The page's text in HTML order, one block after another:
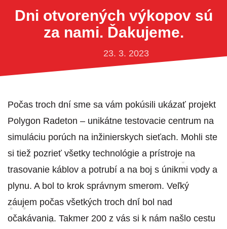
Dni otvorených výkopov sú
za nami. Ďakujeme.
23. 3. 2023
Počas troch dní sme sa vám pokúsili ukázať projekt
Polygon Radeton – unikátne testovacie centrum na
simuláciu porúch na inžinierskych sieťach. Mohli ste
si tiež pozrieť všetky technológie a prístroje na
trasovanie káblov a potrubí a na boj s únikmi vody a
plynu. A bol to krok správnym smerom. Veľký
záujem počas všetkých troch dní bol nad
očakávania. Takmer 200 z vás si k nám našlo cestu